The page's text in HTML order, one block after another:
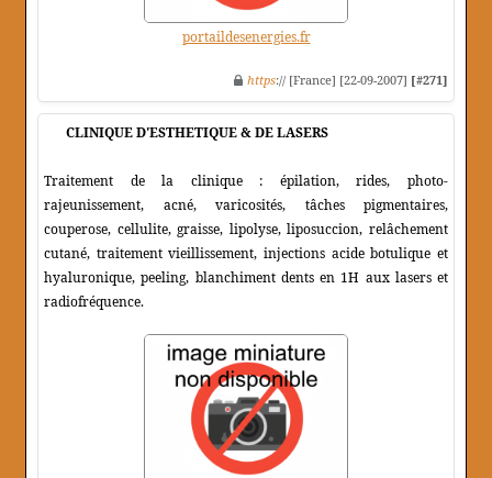
portaildesenergies.fr
https:// [France] [22-09-2007] [#271]
CLINIQUE D'ESTHETIQUE & DE LASERS
Traitement de la clinique : épilation, rides, photo-
rajeunissement, acné, varicosités, tâches pigmentaires,
couperose, cellulite, graisse, lipolyse, liposuccion, relâchement
cutané, traitement vieillissement, injections acide botulique et
hyaluronique, peeling, blanchiment dents en 1H aux lasers et
radiofréquence.